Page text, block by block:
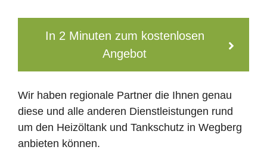
In 2 Minuten zum kostenlosen
Angebot
Wir haben regionale Partner die Ihnen genau
diese und alle anderen Dienstleistungen rund
um den Heizöltank und Tankschutz in Wegberg
anbieten können.